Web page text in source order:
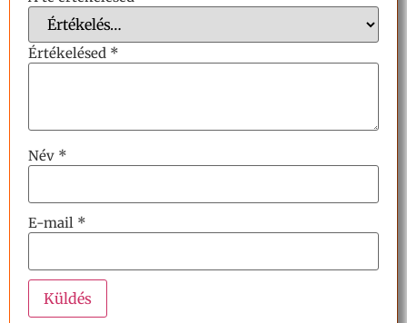
Értékelésed *
Név *
E-mail *